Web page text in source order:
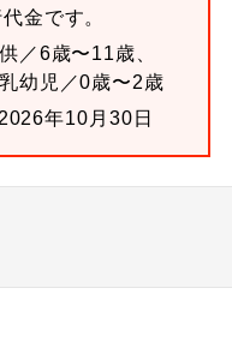
金です。
／6歳〜11歳、
幼児／0歳〜2歳
年10月30日